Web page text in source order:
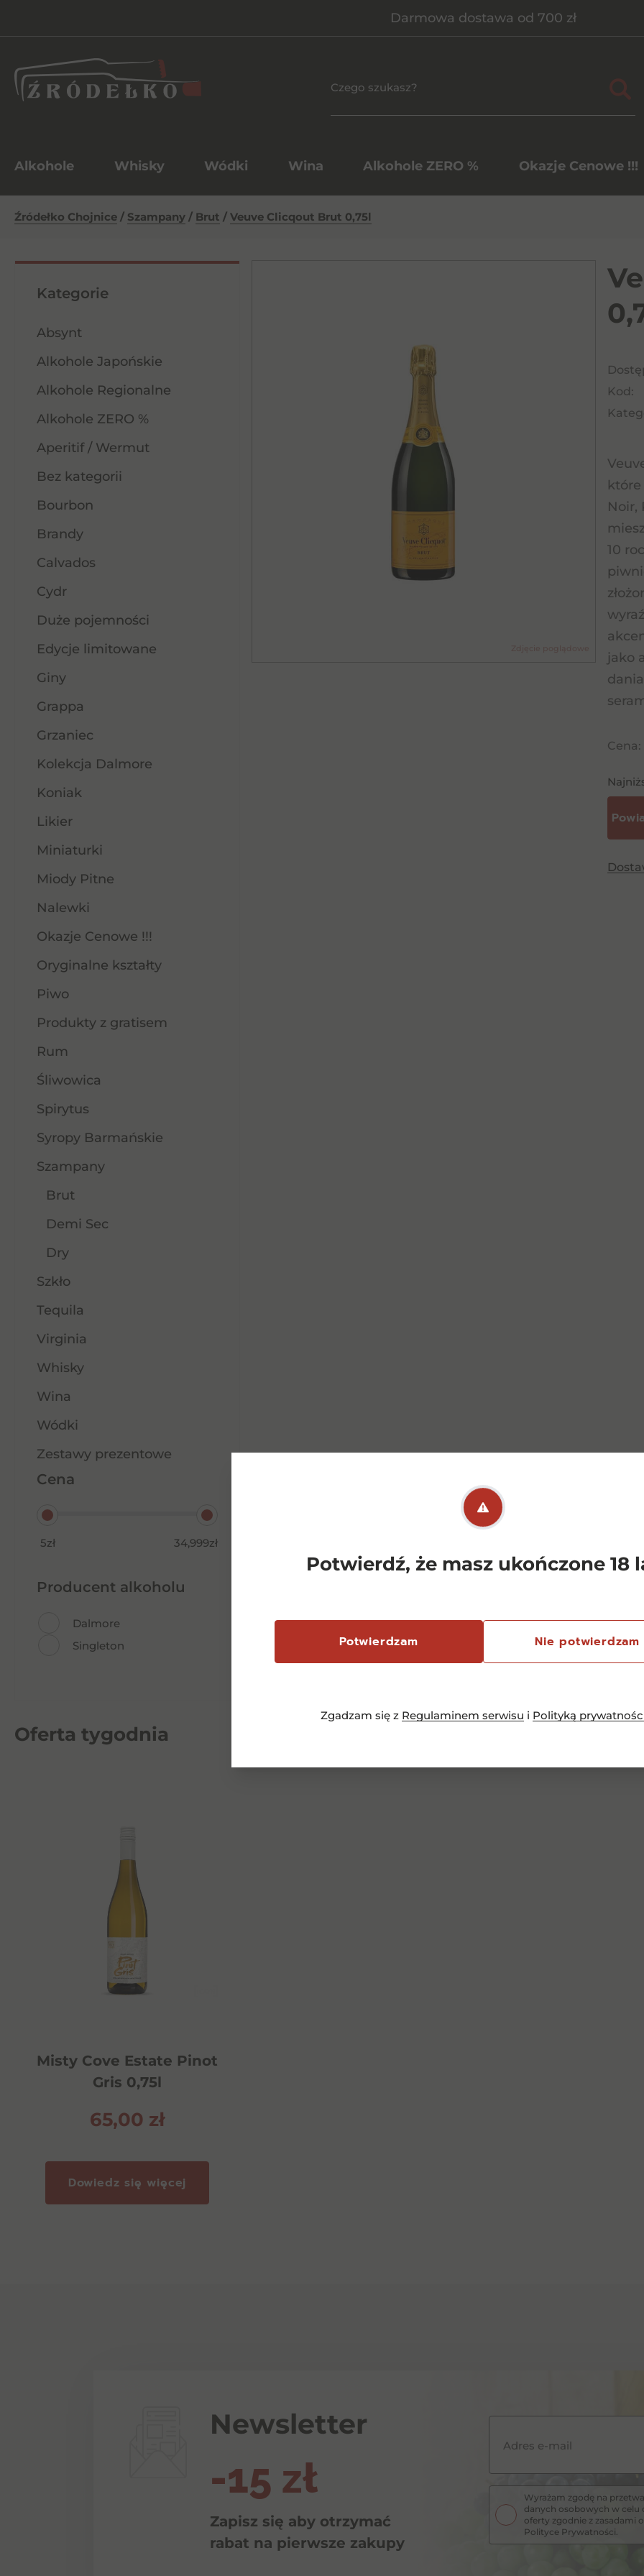
Potwierdź, że masz ukończone 18
Potwierdzam Nie potwierdzam
Zgadzam się z Regulaminem serwisu i Polityką
Darmowa dostawa od 700 zł
Alkohole Whisky Wódki Wina Alkohole ZERO % Okazje Cenowe !!!
Źródełko Chojnice / Szampany / Brut / Veuve Clicqout Brut 0,75l
Kategorie
Absynt
Alkohole Japońskie
Alkohole Regionalne
Alkohole ZERO %
Aperitif / Wermut
Bez kategorii
Bourbon
Brandy
Calvados
Cydr
Duże pojemności
Edycje limitowane
Giny
Grappa
Grzaniec
Kolekcja Dalmore
Koniak
Likier
Miniaturki
Miody Pitne
Nalewki
Okazje Cenowe !!!
Oryginalne kształty
Piwo
Produkty z gratisem
Rum
Śliwowica
Spirytus
Syropy Barmańskie
Szampany
Brut
Demi Sec
Dry
Szkło
Tequila
Virginia
Whisky
Wina
Wódki
Zestawy prezentowe
Cena
5zł 34,999zł
Producent alkoholu
Dalmore
Singleton
Oferta tygodnia
Misty Cove Estate Pinot
Gris 0,75l
65,00 zł
Dowiedz się więcej
Kod:
Noir,
10
jako
Cena:
Newsletter
-15 zł
Zapisz się aby otrzymać
rabat na pierwsze zakupy
Adres e-mail
Wyrażam zgodę na
danych osobowych w celu
oferty zgodnie z zasadami
Polityce Prywatności.